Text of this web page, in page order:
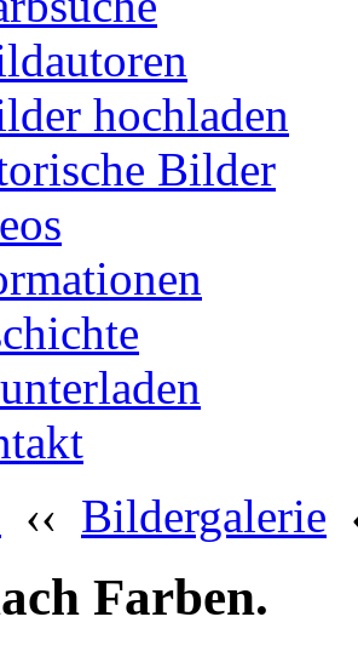
hochladen
Bilder
‹‹ Bildergalerie
Farben.